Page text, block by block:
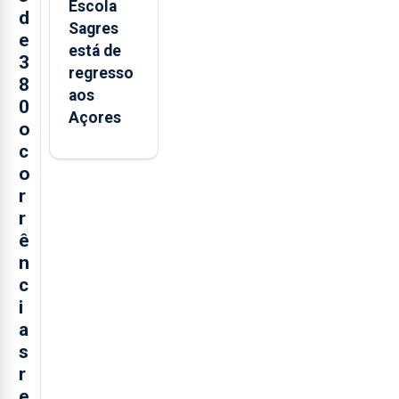
d
e
3
8
0
o
c
o
r
r
ê
n
c
i
a
s
r
Escola
Sagres
está de
regresso
aos
Açores